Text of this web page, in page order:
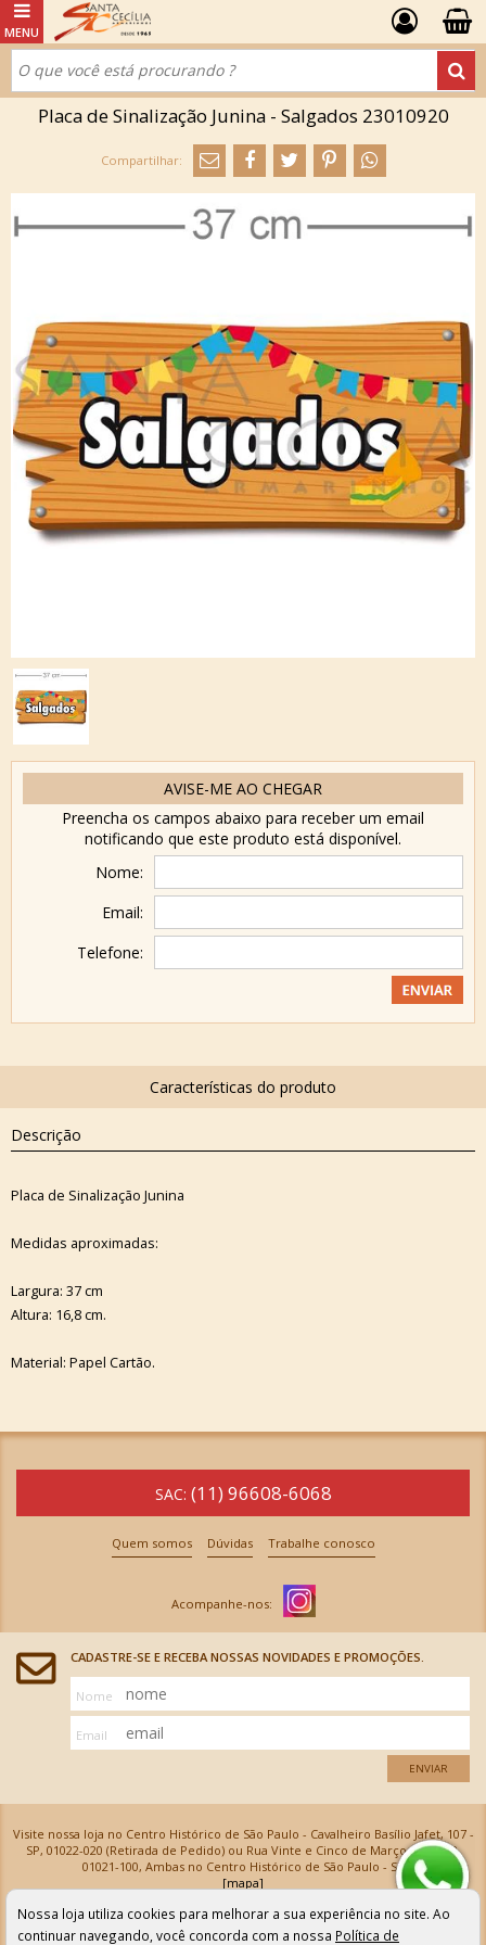
Placa de Sinalização Junina - Salgados 23010920
AVISE-ME AO CHEGAR
Preencha os campos abaixo para receber um email
notificando que este produto está disponível.
Nome:
Email:
Telefone:
Descrição
Placa de Sinalização Junina
Medidas aproximadas:
Largura: 37 cm
Altura: 16,8 cm.
Material: Papel Cartão.
SAC: (11) 96608-6068
Quem somos Dúvidas Trabalhe conosco
CADASTRE-SE E RECEBA NOSSAS NOVIDADES E PROMOÇÕES.
Nome
Email
ENVIAR
Visite nossa loja no Centro Histórico de São Paulo - Cavalheiro Basílio Jafet, 107 -
SP, 01022-020 (Retirada de Pedido) ou Rua Vinte e Cinco de Março, 576 - SP,
01021-100, Ambas no Centro Histórico de São Paulo - SP
[mapa]
Armarinhos Santa Cecília Ltda | CNPJ: 61.069.639/0001-18
Os preços e as condições de pagamento apresentadas na loja virtual não valem para nossa loja física e
podem sofrer alterações sem aviso prévio. Vendas com cartão de crédito sujeitas a análise e
Nossa loja utiliza cookies para melhorar a sua experiência no site. Ao
continuar navegando, você concorda com a nossa Política de